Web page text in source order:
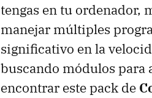
tengas en tu ordenador,
manejar múltiples
significativo en la
buscando módulos para
encontrar este pack de